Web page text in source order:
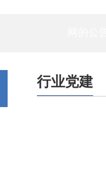
行业党建